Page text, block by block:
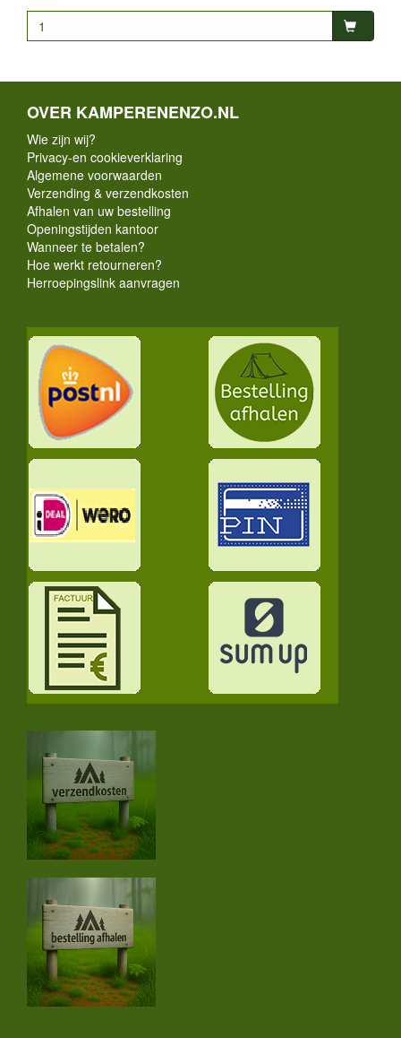
OVER KAMPERENENZO.NL
Wie zijn wij?
Privacy-en cookieverklaring
Algemene voorwaarden
Verzending & verzendkosten
Afhalen van uw bestelling
Openingstijden kantoor
Wanneer te betalen?
Hoe werkt retourneren?
Herroepingslink aanvragen